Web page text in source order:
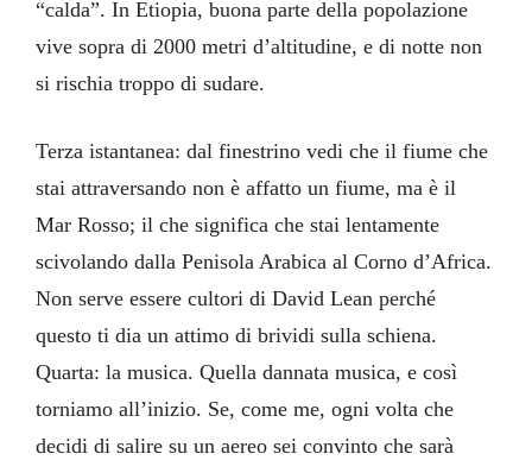
“calda”. In Etiopia, buona parte della popolazione
vive sopra di 2000 metri d’altitudine, e di notte non
si rischia troppo di sudare.
Terza istantanea: dal finestrino vedi che il fiume che
stai attraversando non è affatto un fiume, ma è il
Mar Rosso; il che significa che stai lentamente
scivolando dalla Penisola Arabica al Corno d’Africa.
Non serve essere cultori di David Lean perché
questo ti dia un attimo di brividi sulla schiena.
Quarta: la musica. Quella dannata musica, e così
torniamo all’inizio. Se, come me, ogni volta che
decidi di salire su un aereo sei convinto che sarà